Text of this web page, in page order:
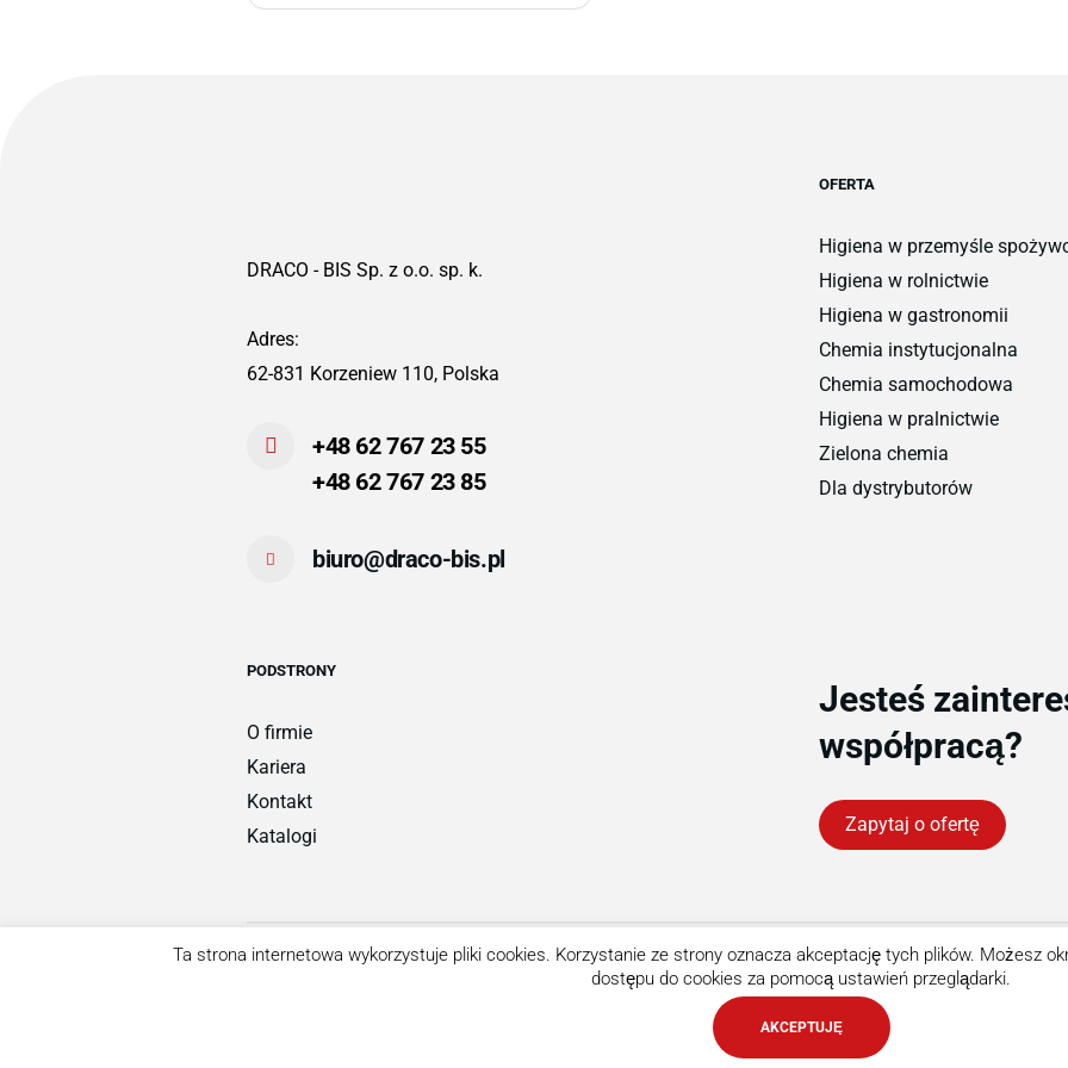
DRACO - BIS Sp. z o.o. sp. k.
Adres:
62-831 Korzeniew 110, Polska
+48 62 767 23 55
+48 62 767 23 85
biuro@draco-bis.pl
OFERTA
Higiena w przemyśle
Higiena w rolnictwie
Higiena w gastronomii
Chemia instytucjonalna
Chemia samochodowa
Higiena w pralnictwie
Zielona chemia
Dla dystrybutorów
PODSTRONY
O firmie
Kariera
Kontakt
Katalogi
Jesteś
współpracą?
Zapytaj o ofertę
Copyright 2020 Draco-Bis Sp. z o.o. sp. k. Projekt i wykonanieBERBER Agencja Interaktywna
Ta strona internetowa wykorzystuje pliki cookies. Korzystanie ze strony oznacza akceptację tych plików. Możesz
dostępu do cookies za pomocą ustawień przeglądarki.
AKCEPTUJĘ